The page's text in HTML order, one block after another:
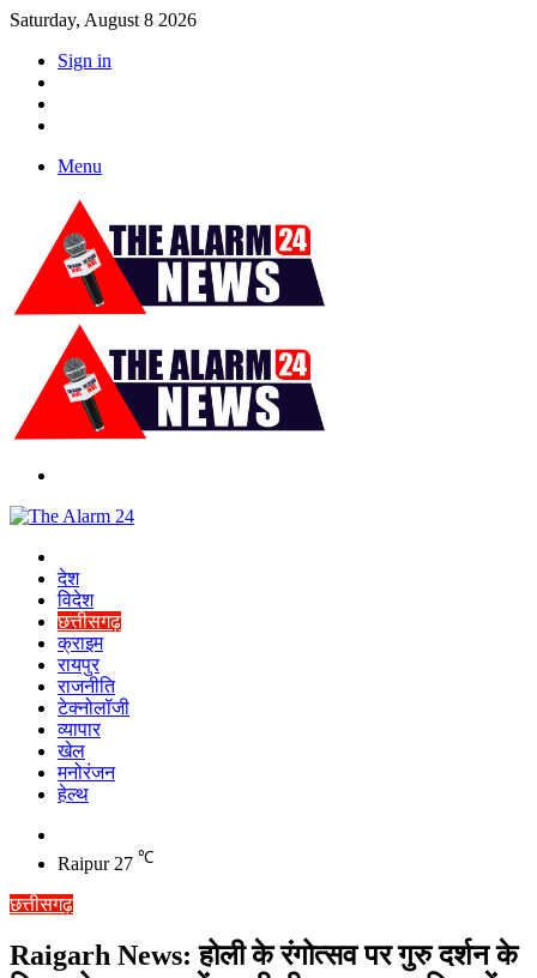
Saturday, August 8 2026
Sign in
Menu
देश
विदेश
छत्तीसगढ़
क्राइम
रायपुर
राजनीति
टेक्नोलॉजी
व्यापार
खेल
मनोरंजन
हेल्थ
skin
Raipur 27 ℃
छत्तीसगढ़
Raigarh News: होली के रंगोत्सव पर गुरु दर्शन के